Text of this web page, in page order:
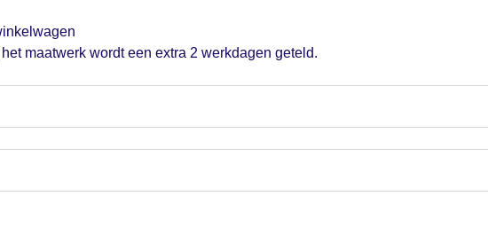
maatwerk wordt een extra 2 werkdagen geteld.